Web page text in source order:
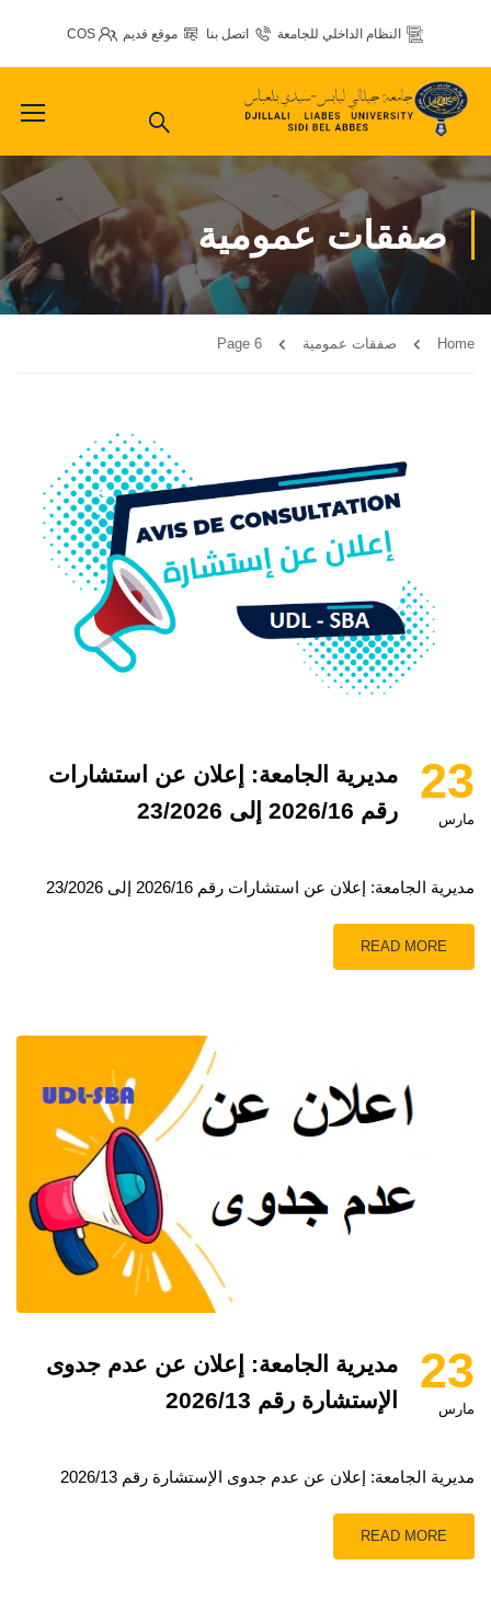
النظام الداخلي للجامعة اتصل بنا موقع قديم COS
صفقات عمومية
Home صفقات عمومية Page 6
23
مارس
مديرية الجامعة: إعلان عن استشارات
رقم 2026/16 إلى 23/2026
مديرية الجامعة: إعلان عن استشارات رقم 2026/16 إلى 23/2026
READ MORE
23
مارس
مديرية الجامعة: إعلان عن عدم جدوى
الإستشارة رقم 2026/13
مديرية الجامعة: إعلان عن عدم جدوى الإستشارة رقم 2026/13
READ MORE